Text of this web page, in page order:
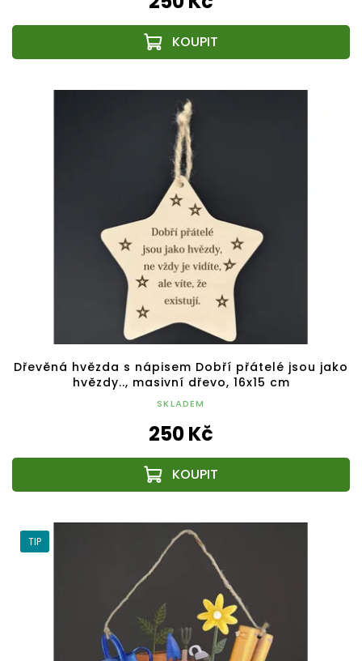
Dřevěná hvězda s nápisem Dobří přátelé jsou jako
hvězdy.., masivní dřevo, 16x15 cm
SKLADEM
250 Kč
TIP